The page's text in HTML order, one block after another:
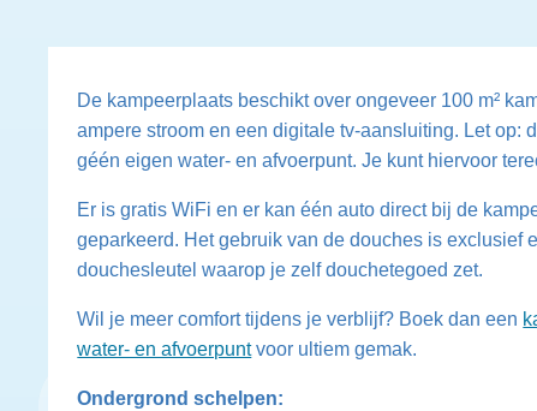
De kampeerplaats beschikt over ongeveer 100 m²
ampere stroom en een digitale tv-aansluiting. Let op:
géén eigen water- en afvoerpunt. Je kunt hiervoor
Er is gratis WiFi en er kan één auto direct bij de
geparkeerd. Het gebruik van de douches is exclusief
douchesleutel waarop je zelf douchetegoed zet.
Wil je meer comfort tijdens je verblijf? Boek dan een
water- en afvoerpuntvoor ultiem gemak.
Ondergrond schelpen: